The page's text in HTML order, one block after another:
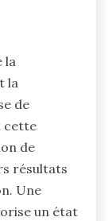
la
la
de
cette
de
résultats
Une
un état